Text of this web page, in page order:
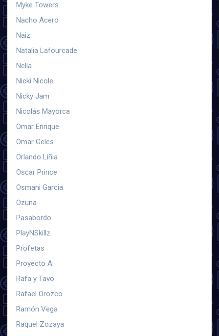
Myke Towers
Nacho Acero
Naiz
Natalia Lafourcade
Nella
Nicki Nicole
Nicky Jam
Nicolás Mayorca
Omar Enrique
Omar Geles
Orlando Liñia
Oscar Prince
Osmani Garcia
Ozuna
Pasabordo
PlayNSkillz
Profetas
Proyecto A
Rafa y Tavo
Rafael Orozco
Ramón Vega
Raquel Zozaya